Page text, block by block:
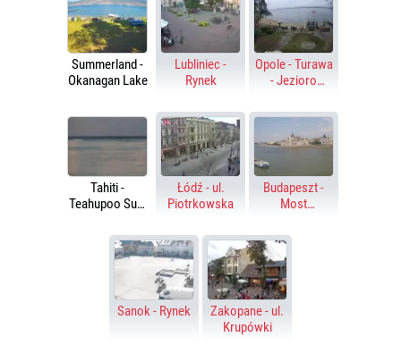
Summerland -
Okanagan Lake
Lubliniec -
Rynek
Opole - Turawa
- Jezioro
Tahiti -
Teahupoo Surf
Łódź - ul.
Piotrkowska
Budapeszt -
Most
Parlament
Sanok - Rynek
Zakopane - ul.
Krupówki